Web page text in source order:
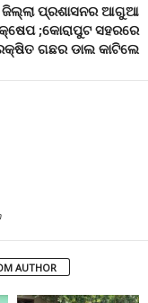
ଜିଲ୍ଲା ପ୍ରଶାସନର ଆଗୁଆ
;କୋରାପୁଟ ସହରରେ
ଗଛର ଡାଲ କାଟିଲେ
AUTHOR